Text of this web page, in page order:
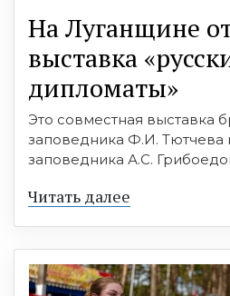
На Луганщине
выставка
дипломаты»
Это совместная выставка
заповедника Ф.И. Тютчева
заповедника А.С.
Читать далее